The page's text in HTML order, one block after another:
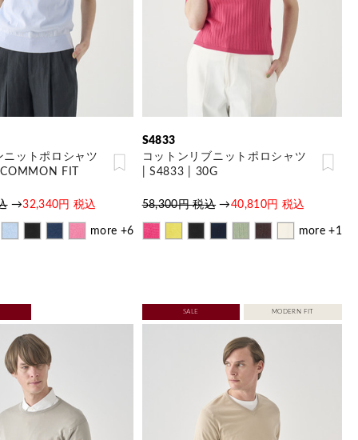
ニットポロシャツ
FIT
→32,340円 税込
more +6
S4833
コットンリブニットポロシャツ
| S4833 | 30G
58,300円 税込→40,810円 税込
more +1
SALE MODERN FIT